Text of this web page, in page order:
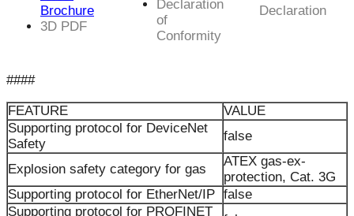
Brochure
3D PDF
Declaration
of
Conformity
Declaration
####
FEATURE
VALUE
Supporting protocol for DeviceNet
Safety
false
Explosion safety category for gas
ATEX gas-ex-
protection, Cat. 3G
Supporting protocol for EtherNet/IP false
Supporting protocol for PROFINET